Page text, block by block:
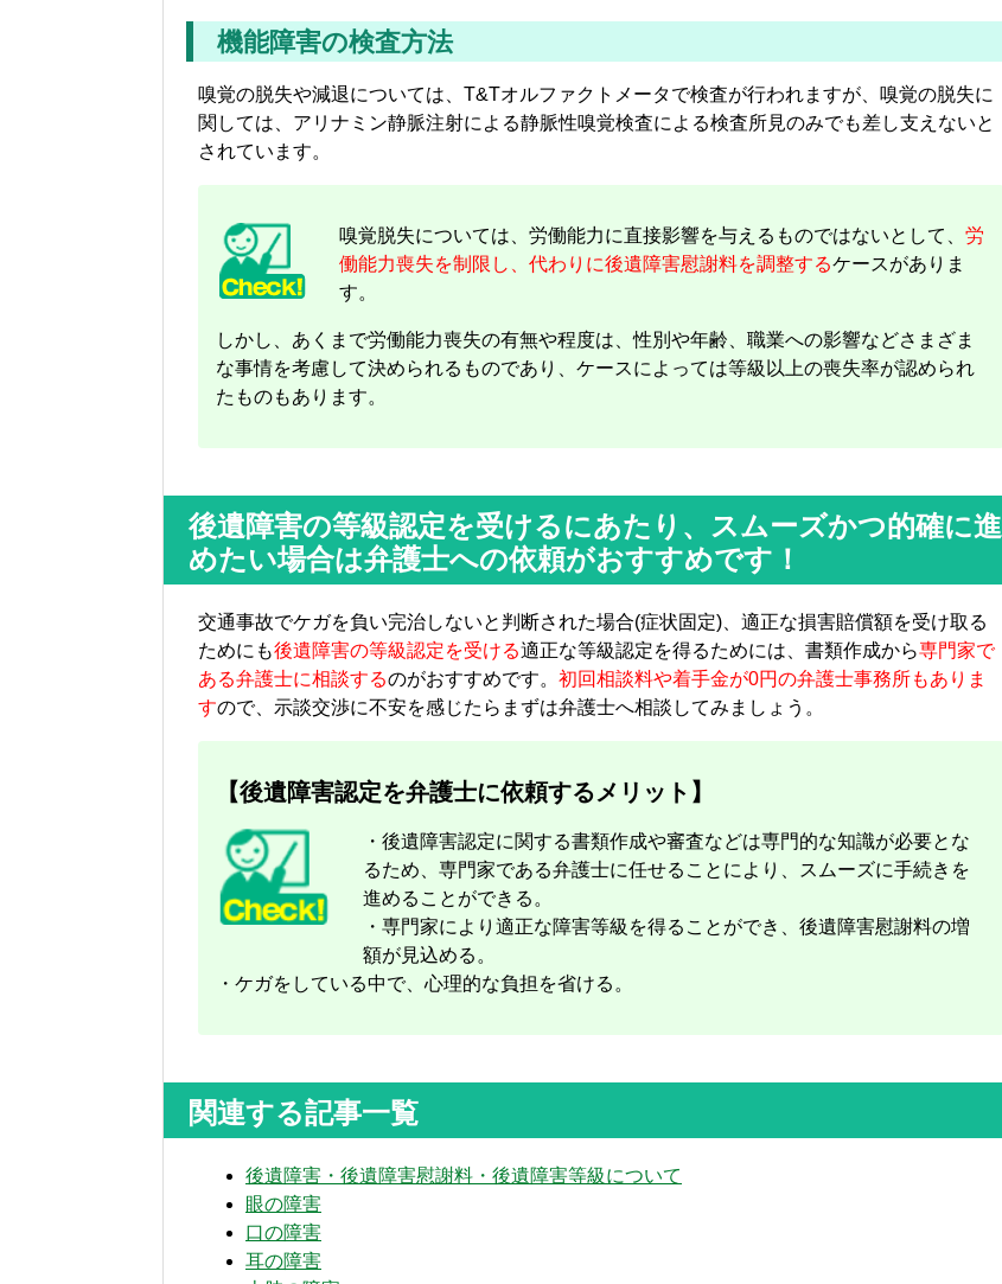
機能障害の検査方法
嗅覚の脱失や減退については、T&Tオルファクトメータで検査が行われますが、嗅覚の脱失に
関しては、アリナミン静脈注射による静脈性嗅覚検査による検査所見のみでも差し支えないと
されています。
嗅覚脱失については、労働能力に直接影響を与えるものではないとして、 労
働能力喪失を制限し、代わりに後遺障害慰謝料を調整するケースがありま
す。
しかし、あくまで労働能力喪失の有無や程度は、性別や年齢、職業への影響などさまざま
な事情を考慮して決められるものであり、ケースによっては等級以上の喪失率が認められ
たものもあります。
後遺障害の等級認定を受けるにあたり、スムーズかつ的確に進
めたい場合は弁護士への依頼がおすすめです！
交通事故でケガを負い完治しないと判断された場合(症状固定)、適正な損害賠償額を受け取る
ためにも後遺障害の等級認定を受ける適正な等級認定を得るためには、書類作成から専門家で
ある弁護士に相談するのがおすすめです。 初回相談料や着手金が0円の弁護士事務所もありま
すので、示談交渉に不安を感じたらまずは弁護士へ相談してみましょう。
【後遺障害認定を弁護士に依頼するメリット】
・後遺障害認定に関する書類作成や審査などは専門的な知識が必要とな
るため、専門家である弁護士に任せることにより、スムーズに手続きを
進めることができる。
・専門家により適正な障害等級を得ることができ、後遺障害慰謝料の増
額が見込める。
・ケガをしている中で、心理的な負担を省ける。
関連する記事一覧
後遺障害・後遺障害慰謝料・後遺障害等級について
眼の障害
口の障害
耳の障害